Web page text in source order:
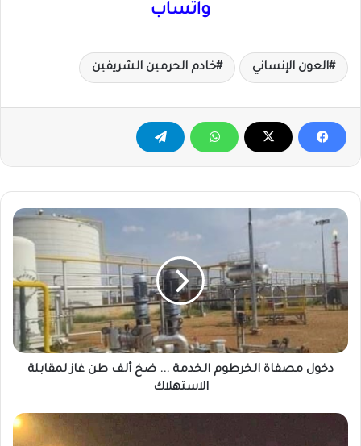
واتساب
العون الإنساني خادم الحرمين الشريفين
دخول
مصفاة
الخرطوم
الخدمة
...
ضخ
غاز
لمقابلة
دخول مصفاة الخرطوم الخدمة ... ضخ ألف طن غاز لمقابلة
الاستهلاك
تدابير